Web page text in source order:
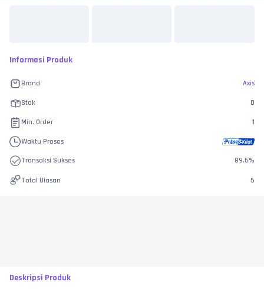
Informasi Produk
Brand Axis
Stok 0
Min. Order 1
Waktu Proses
Transaksi Sukses 89.6%
Total Ulasan 5
Deskripsi Produk